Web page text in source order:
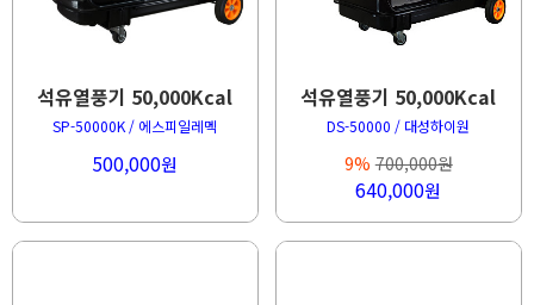
석유열풍기 50,000Kcal
SP-50000K / 에스피일레멕
500,000원
석유열풍기 50,000Kcal
DS-50000 / 대성하이원
9% 700,000원
640,000원